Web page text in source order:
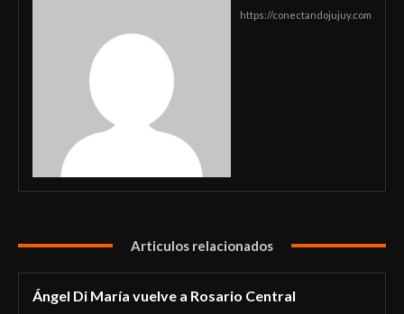
https://conectandojujuy.com
Articulos relacionados
Ángel Di María vuelve a Rosario Central